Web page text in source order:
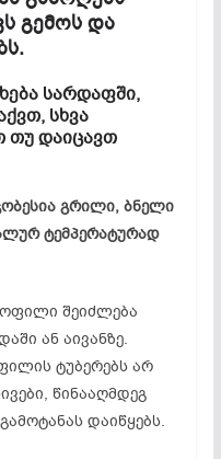
გემოს და
სარდაფში,
სხვა
თუ დაიცავთ
გრილი, ბნელი
ტემპერატურად
შეიძლება
ან აივანზე.
ტუბერებს არ
წინააღმდეგ
დაიწყებს.